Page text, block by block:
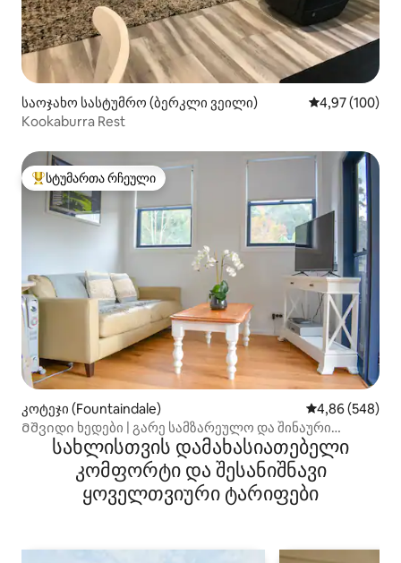
საოჯახო სასტუმრო (ბერკლი ვეილი) საშუალო
4,97 (100)
Kookaburra Rest
სტუმართა რჩეული მოწინავე ვარიანტი
სტუმართა რჩეული
კოტეჯი (Fountaindale) საშუალო
4,86 (548)
Მშვიდი ხედები | გარე სამზარეულო და შინაური
ცხოველებისთვის შესაფერისი
სახლისთვის დამახასიათებელი
კომფორტი და შესანიშნავი
ყოველთვიური ტარიფები